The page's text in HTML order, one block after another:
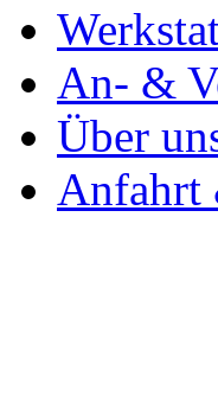
An- &
Über
Anfahrt